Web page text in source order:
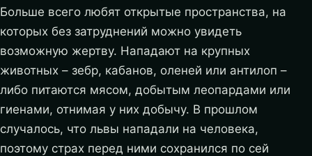
Больше всего любят открытые пространства, на
которых без затруднений можно увидеть
возможную жертву. Нападают на крупных
животных – зебр, кабанов, оленей или антилоп –
либо питаются мясом, добытым леопардами или
гиенами, отнимая у них добычу. В прошлом
случалось, что львы нападали на человека,
поэтому страх перед ними сохранился по сей